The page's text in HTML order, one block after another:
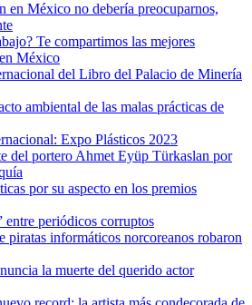
en México no debería preocuparnos,
Te compartimos las mejores
México
del Libro del Palacio de Minería
ambiental de las malas prácticas de
Expo Plásticos 2023
del portero Ahmet Eyüp Türkaslan por
por su aspecto en los premios
entre periódicos corruptos
informáticos norcoreanos robaron
la muerte del querido actor